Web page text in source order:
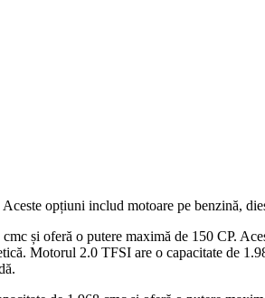
opțiuni includ motoare pe benzină,
și oferă o putere maximă de 150 CP.
Motorul 2.0 TFSI are o capacitate de